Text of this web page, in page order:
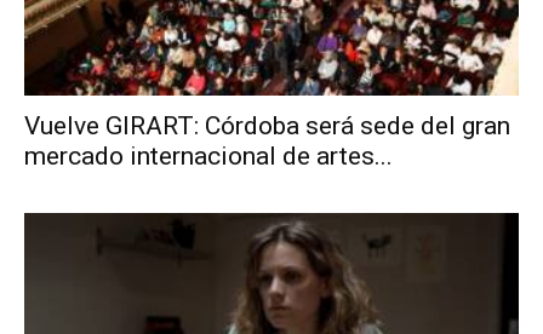
Vuelve GIRART: Córdoba será sede del gran
mercado internacional de artes...